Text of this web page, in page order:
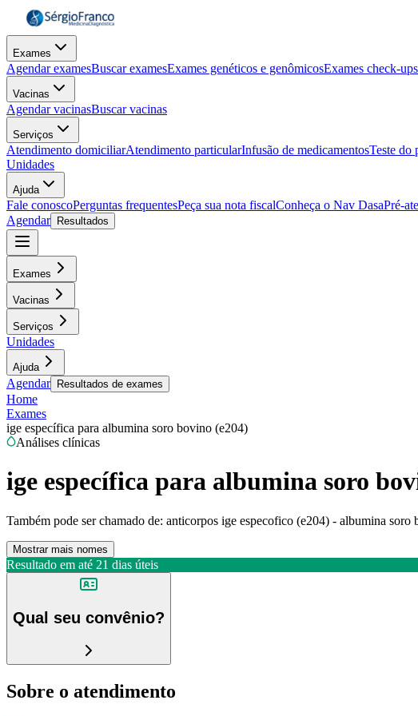
Exames
Agendar examesBuscar examesExames genéticos e genômicosExames check-ups
Vacinas
Agendar vacinasBuscar vacinas
Serviços
Atendimento domiciliarAtendimento particularInfusão de medicamentosTeste do
Unidades
Ajuda
Fale conoscoPerguntas frequentesPeça sua nota fiscalConheça o Nav DasaPré-
Agendar
Resultados
Exames
Vacinas
Serviços
Unidades
Ajuda
Agendar Resultados de exames
Home
Exames
ige específica para albumina soro bovino (e204)
Análises clínicas
ige específica para albumina soro
Também pode ser chamado de: anticorpos ige especofico (e204) - albumina
Mostrar mais nomes
Resultado em até 21 dias úteis
Qual seu convênio?
Sobre o atendimento